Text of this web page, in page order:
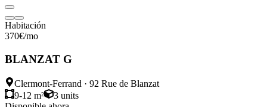
Habitación
370€/mo
BLANZAT G
Clermont-Ferrand · 92 Rue de Blanzat
9-12 m²
3 units